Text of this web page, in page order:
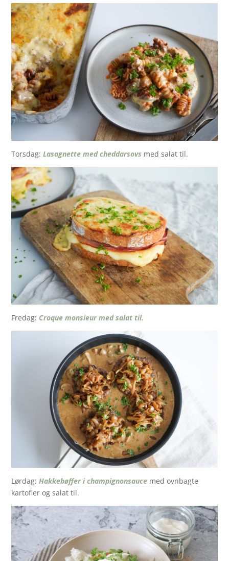
Torsdag:Lasagnette med cheddarsovs med salat til.
Fredag: Croque monsieur med salat til.
Lørdag:Hakkebøffer i champignonsauce med ovnbagte
kartofler og salat til.